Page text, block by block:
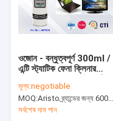
ওজোন - বন্ধুত্বপূর্ণ 300ml /
এন্টি স্ট্যাটিক ফেনা ক্লিনার
যোগাযোগ ক্লিনার
মূল্য:negotiable
MOQ:Aristo ব্র্যান্ডের জন্য 6000pcs, গ্রাহকের ব্র্যান্ডের জন্য 15000pcs
সর্বশেষ দাম পান